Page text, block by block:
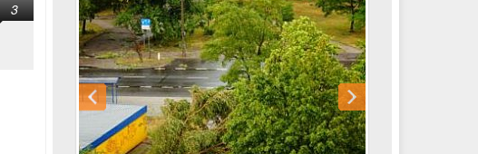
3 Miasto kładzie się do snu .
miejsca"
Ścieżka rowerowa w naszym mieście